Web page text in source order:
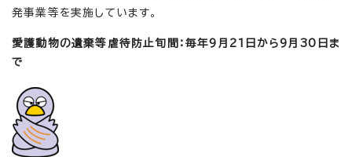
発事業等を実施しています。
愛護動物の遺棄等虐待防止旬間：毎年9月21日から9月30日ま
で